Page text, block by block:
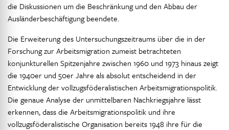
die Diskussionen um die Beschränkung und den Abbau der
Ausländerbeschäftigung beendete.
Die Erweiterung des Untersuchungszeitraums über die in der
Forschung zur Arbeitsmigration zumeist betrachteten
konjunkturellen Spitzenjahre zwischen 1960 und 1973 hinaus zeigt
die 1940er und 50er Jahre als absolut entscheidend in der
Entwicklung der vollzugsföderalistischen Arbeitsmigrationspolitik.
Die genaue Analyse der unmittelbaren Nachkriegsjahre lässt
erkennen, dass die Arbeitsmigrationspolitik und ihre
vollzugsföderalistische Organisation bereits 1948 ihre für die